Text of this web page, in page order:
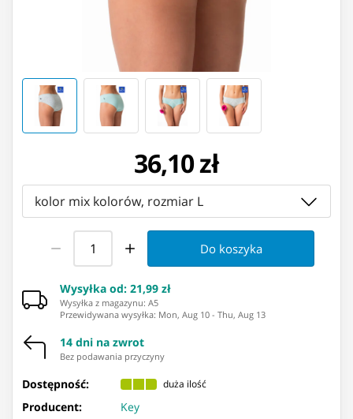
36,10 zł
kolor mix kolorów, rozmiar L
Do koszyka
Wysyłka od: 21,99 zł
Wysyłka z magazynu: ⁨A5⁩
Przewidywana wysyłka: Mon, Aug 10 - Thu, Aug 13
14 dni na zwrot
Bez podawania przyczyny
Dostępność: duża ilość
Producent:
Key